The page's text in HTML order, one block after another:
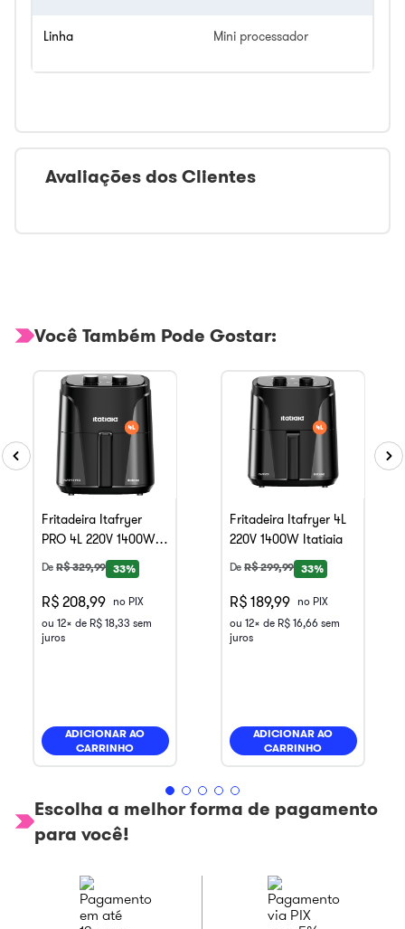
Linha Mini processador
Avaliações dos Clientes
Você Também Pode Gostar:
Fritadeira Itafryer
PRO 4L 220V 1400W
Itatiaia
DeR$329,99 33%
R$ 208,99
no PIX
ou 12x de R$ 18,33 sem
juros
ADICIONAR AO
CARRINHO
Fritadeira Itafryer 4L
220V 1400W Itatiaia
DeR$299,99 33%
R$ 189,99
no PIX
ou 12x de R$ 16,66 sem
juros
ADICIONAR AO
CARRINHO
Escolha a melhor forma de pagamento
para você!